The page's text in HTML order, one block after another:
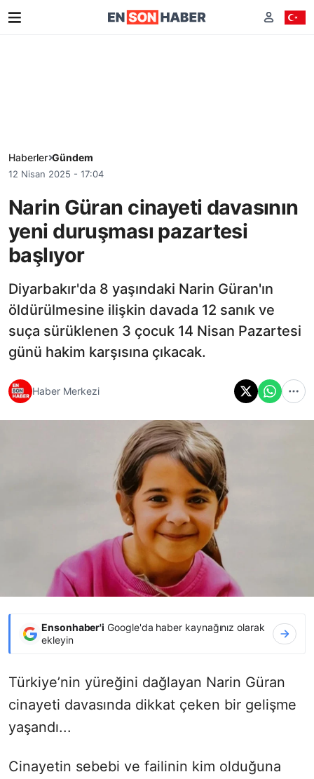
Haberler Gündem
12 Nisan 2025 - 17:04
Narin Güran cinayeti davasının
yeni duruşması pazartesi
başlıyor
Diyarbakır'da 8 yaşındaki Narin Güran'ın
öldürülmesine ilişkin davada 12 sanık ve
suça sürüklenen 3 çocuk 14 Nisan Pazartesi
günü hakim karşısına çıkacak.
Haber Merkezi
Ensonhaber'i Google'da haber kaynağınız olarak
ekleyin
Türkiye’nin yüreğini dağlayan Narin Güran
cinayeti davasında dikkat çeken bir gelişme
yaşandı...
Cinayetin sebebi ve failinin kim olduğuna